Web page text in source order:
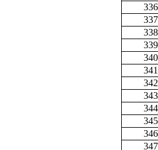
336
337
338
339
340
341
342
343
344
345
346
347